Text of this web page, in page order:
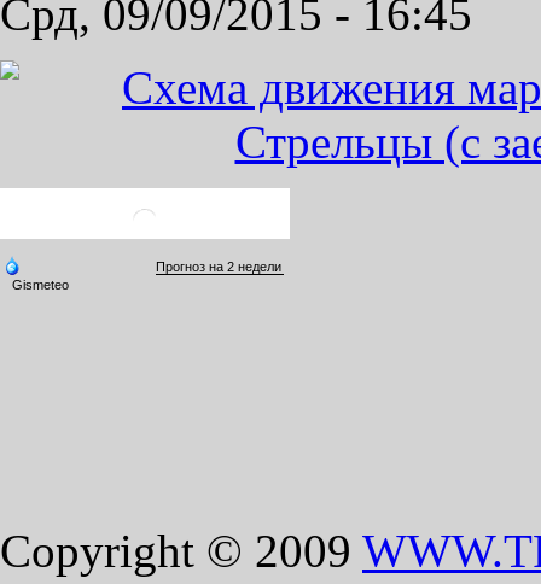
Срд, 09/09/2015 - 16:45
Copyright © 2009